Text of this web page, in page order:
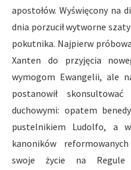
apostołów. Wyświęcony na
dnia porzucił wytworne
pokutnika. Najpierw
Xanten do przyjęcia
wymogom Ewangelii, ale
postanowił
duchowymi: opatem
pustelnikiem Ludolfo, a
kanoników
swoje życie na